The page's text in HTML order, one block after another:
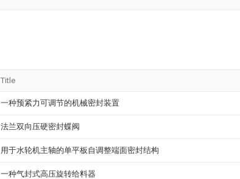
Title
一种预紧力可调节的机械密封装置
法兰双向压硬密封蝶阀
用于水轮机主轴的单平板自调整端面密封结构
一种气封式高压旋转给料器